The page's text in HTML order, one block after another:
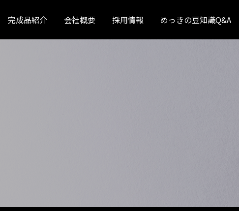
完成品紹介
日野
会社概要 採用情報 めっきの豆知識Q&A